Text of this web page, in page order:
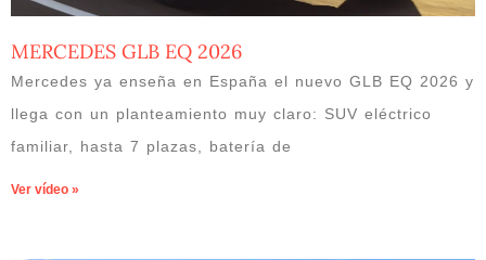
MERCEDES GLB EQ 2026
Mercedes ya enseña en España el nuevo GLB EQ 2026 y
llega con un planteamiento muy claro: SUV eléctrico
familiar, hasta 7 plazas, batería de
Ver vídeo »